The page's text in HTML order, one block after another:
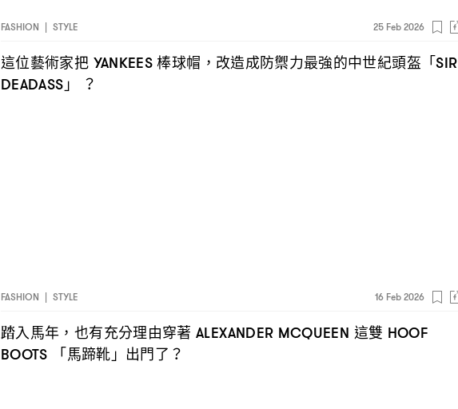
FASHION | STYLE 25 Feb 2026
這位藝術家把 YANKEES棒球帽 ， 改造成防禦力最強的中世紀頭盔「SIR
DEADASS 」 ？
FASHION | STYLE 16 Feb 2026
踏入馬年 ， 也有充分理由穿著 ALEXANDER MCQUEEN 這雙 HOOF
BOOTS
「馬蹄靴」出門了 ？